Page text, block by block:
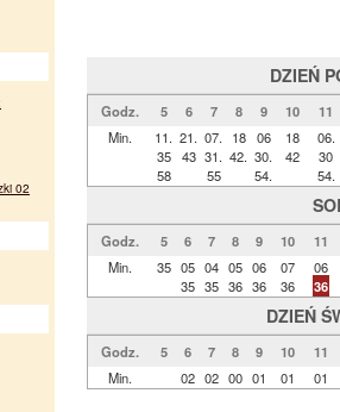
DZIEŃ
Godz. 5 6 7 8 9 10
11
Min.
11.
35
58
21.
43
07.
31.
55
18
42.
06
30.
54.
18
42
06.
30
54.
Godz. 5 6 7 8 9 10
11
Min.
35 05
35
04
35
05
36
06
36
07
36
06
36
DZIEŃ
Godz. 5 6 7 8 9 10
11
Min.
02 02 00 01 01 01
02